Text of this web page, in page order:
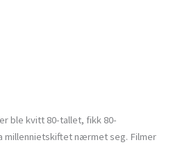
ble kvitt 80-tallet, fikk 80-
millennietskiftet nærmet seg. Filmer